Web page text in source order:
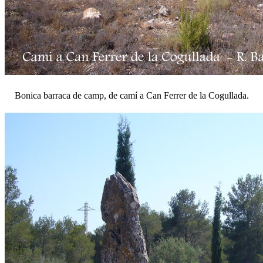
Bonica barraca de camp, de camí a Can Ferrer de la Cogullada.